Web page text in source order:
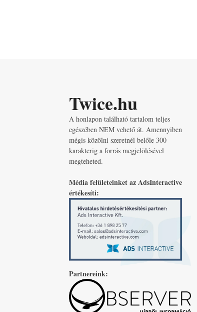
Twice.hu
A honlapon található tartalom teljes
egészében NEM vehető át. Amennyiben
mégis közölni szeretnél belőle 300
karakterig a forrás megjelölésével
megteheted.
Média felületeinket az AdsInteractive
értékesíti:
Partnereink: